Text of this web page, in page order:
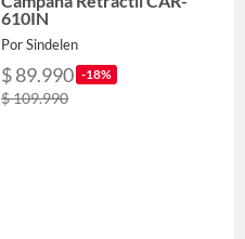
610IN
Por Sindelen
$ 89.990 -18%
$ 109.990